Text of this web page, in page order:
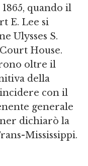
quando il
E. Lee si
Ulysses S.
House.
oltre il
della
con il
generale
dichiarò la
Mississippi.